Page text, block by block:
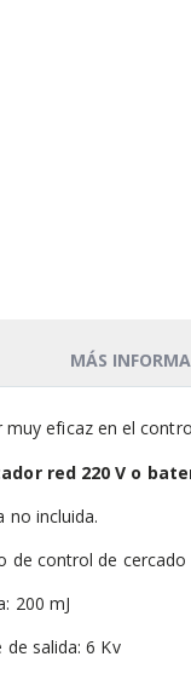
muy eficaz en el
red 220 V o
no incluida.
de control de cercado
200 mJ
de salida: 6 Kv
MÁS